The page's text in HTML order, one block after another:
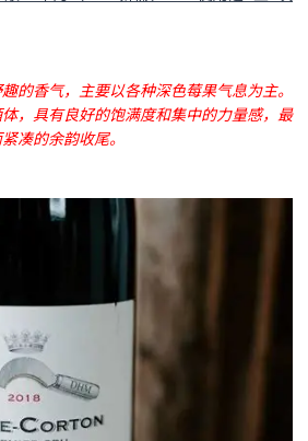
的香气，主要以各种深色莓果气息为主。
，具有良好的饱满度和集中的力量感，最
凑的余韵收尾。